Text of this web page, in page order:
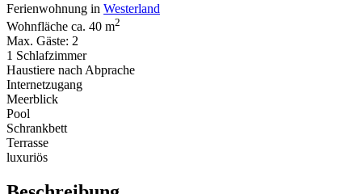
Ferienwohnung in Westerland
Wohnfläche ca. 40 m2
Max. Gäste: 2
1 Schlafzimmer
Haustiere nach Abprache
Internetzugang
Meerblick
Pool
Schrankbett
Terrasse
luxuriös